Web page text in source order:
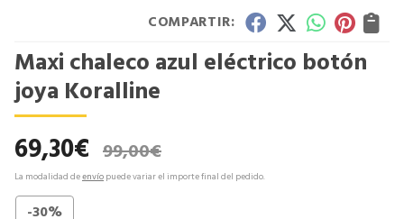
COMPARTIR:
Maxi chaleco azul eléctrico botón
joya Koralline
69,30€ 99,00€
La modalidad deenvío puede variar el importe final del pedido.
-30%